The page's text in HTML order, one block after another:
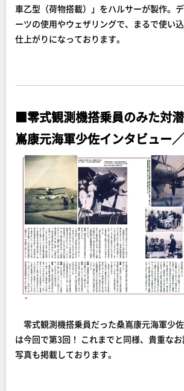
車乙型（荷物搭載）」をハルサーが製作。
ーツの使用やウェザリングで、まるで使い
仕上がりになっております。
■零式観測機搭乗員のみた対
嶌康元海軍少佐インタビュー
零式観測機搭乗員だった桑嶌康元海軍少
は今回で第3回！ これまでと同様、貴重な
写真も掲載しております。